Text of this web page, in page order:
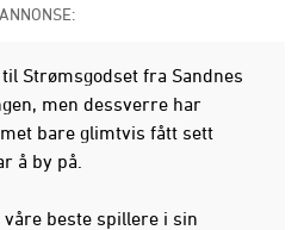
ANNONSE:
Strømsgodset fra Sandnes
men dessverre har
bare glimtvis fått sett
å by på.
beste spillere i sin